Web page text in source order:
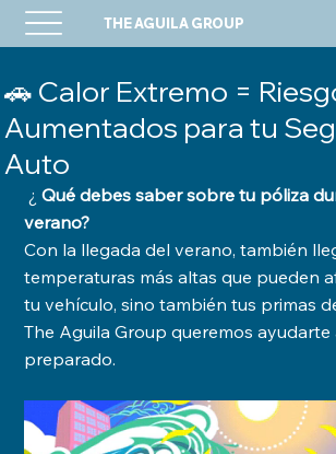
THE AGUILA GROUP
🚗 Calor Extremo =
Aumentados para tu
Auto
¿ Qué debes saber sobre tu póliza
verano?
Con la llegada del verano, también
temperaturas más altas que pueden
tu vehículo, sino también tus primas
The Aguila Group queremos ayudarte
preparado.